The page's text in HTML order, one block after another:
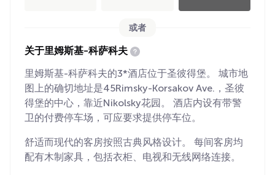
或者
关于里姆斯基-科萨科夫
里姆斯基-科萨科夫的3*酒店位于圣彼得堡。 城市地
图上的确切地址是45Rimsky-Korsakov Ave.，圣彼
得堡的中心，靠近Nikolsky花园。 酒店内设有带警
卫的付费停车场，可应要求提供停车位。
舒适而现代的客房按照古典风格设计。 每间客房均
配有木制家具，包括衣柜、电视和无线网络连接。